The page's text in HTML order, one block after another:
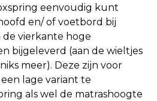
eenvoudig kunt
en/ of voetbord bij
vierkante hoge
bijgeleverd (aan de wieltjes
meer). Deze zijn voor
lage variant te
als wel de matrashoogte